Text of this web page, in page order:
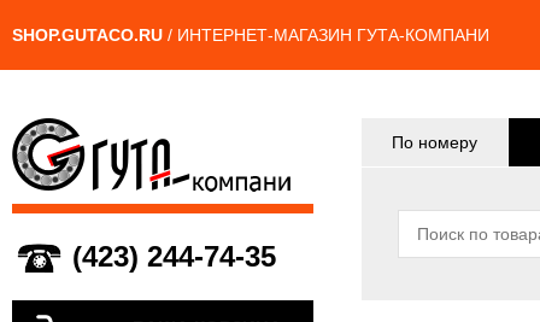
SHOP.GUTACO.RU / ИНТЕРНЕТ-МАГАЗИН ГУТА-КОМПАНИ
(423) 244-74-35
По номеру